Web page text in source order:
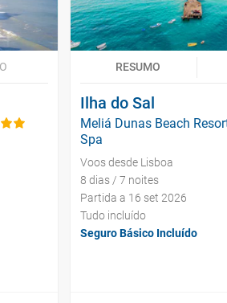
RESUMO
Ilha do Sal
Meliá Dunas Beach
Spa
Voos desde Lisboa
8 dias / 7 noites
Partida a 16 set 2026
Tudo incluído
Seguro Básico Incluído